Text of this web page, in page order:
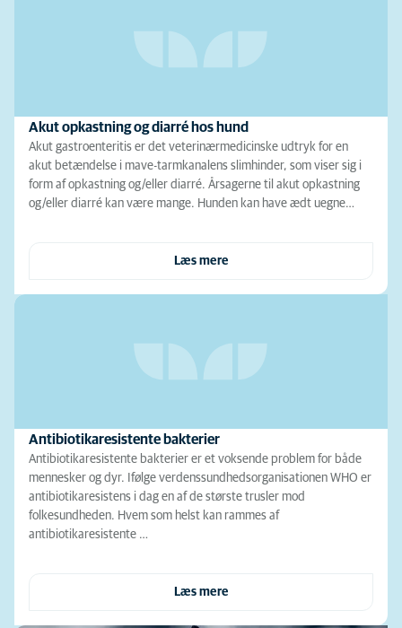
Akut opkastning og diarré hos hund
Akut gastroenteritis er det veterinærmedicinske udtryk for en
akut betændelse i mave-tarmkanalens slimhinder, som viser sig i
form af opkastning og/eller diarré. Årsagerne til akut opkastning
og/eller diarré kan være mange. Hunden kan have ædt uegne…
Læs mere
Antibiotikaresistente bakterier
Antibiotikaresistente bakterier er et voksende problem for både
mennesker og dyr. Ifølge verdenssundhedsorganisationen WHO er
antibiotikaresistens i dag en af de største trusler mod
folkesundheden. Hvem som helst kan rammes af
antibiotikaresistente …
Læs mere